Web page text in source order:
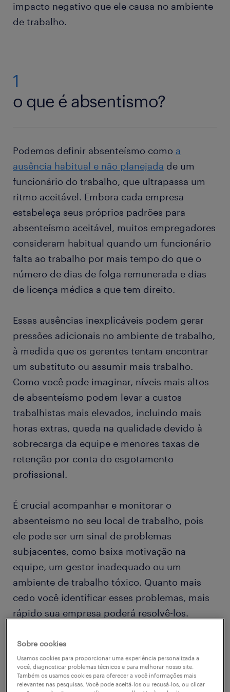
impacto negativo que ele causa no ambiente
de trabalho.
1
o que é absentismo?
Podemos definir absenteísmo como a
ausência habitual e não planejada de um
funcionário do trabalho, que ultrapassa um
ritmo aceitável. Embora cada empresa
estabeleça seus próprios padrões para
absenteísmo aceitável, muitos empregadores
consideram habitual quando um funcionário
falta ao trabalho por mais tempo do que o
número de dias de folga remunerada e dias
de licença médica a que tem direito.
Essas ausências inexplicáveis ​​podem gerar
pressões adicionais no ambiente de trabalho,
à medida que os gerentes tentam encontrar
um substituto ou assumir mais trabalho.
Como você pode imaginar, níveis mais altos
de absenteísmo podem levar a custos
trabalhistas mais elevados, incluindo mais
horas extras, queda na qualidade devido à
sobrecarga da equipe e menores taxas de
retenção por conta do esgotamento
profissional.
É crucial acompanhar e monitorar o
absenteísmo no seu local de trabalho, pois
ele pode ser um sinal de problemas
subjacentes, como baixa motivação na
equipe, um gestor inadequado ou um
ambiente de trabalho tóxico. Quanto mais
cedo você identificar esses problemas, mais
rápido sua empresa poderá resolvê-los.
Sobre cookies
Usamos cookies para proporcionar uma experiência personalizada a
você, diagnosticar problemas técnicos e para melhorar nosso site.
Também os usamos cookies para oferecer a você informações mais
relevantes nas pesquisas. Você pode aceitá-los ou recusá-los, ou clicar